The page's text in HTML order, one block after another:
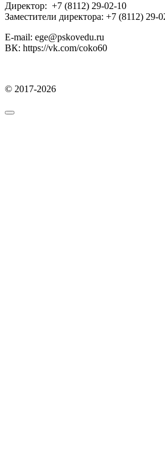
Директор: +7 (8112) 29-02-10
Заместители директора: +7 (8112) 29-
E-mail: ege@pskovedu.ru
ВК: https://vk.com/coko60
© 2017-2026